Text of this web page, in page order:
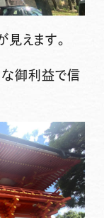
えます。
な御利益で信